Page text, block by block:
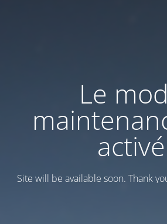
Le
activé
Site will be available soon. Thank